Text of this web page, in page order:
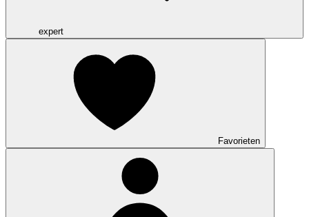
expert
Favorieten